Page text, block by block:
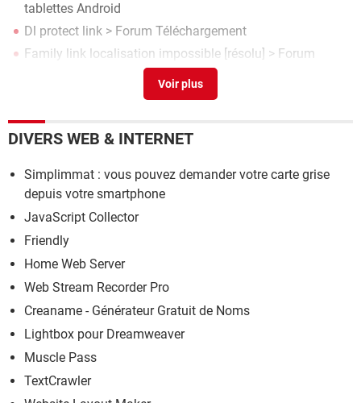
tablettes Android
Dl protect link > Forum Téléchargement
Family link localisation impossible [résolu] > Forum
DIVERS WEB & INTERNET
Simplimmat : vous pouvez demander votre carte grise
depuis votre smartphone
JavaScript Collector
Friendly
Home Web Server
Web Stream Recorder Pro
Creaname - Générateur Gratuit de Noms
Lightbox pour Dreamweaver
Muscle Pass
TextCrawler